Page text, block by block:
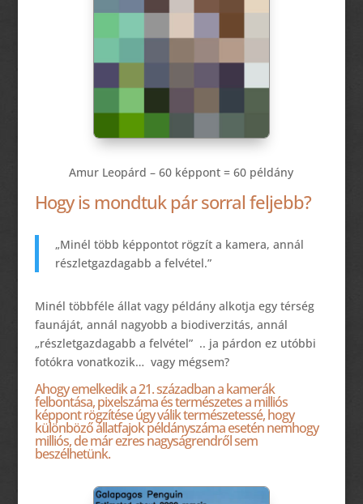
Amur Leopárd – 60 képpont = 60 példány
Hogy is mondtuk pár sorral feljebb?
„Minél több képpontot rögzít a kamera, annál
részletgazdagabb a felvétel.”
Minél többféle állat vagy példány alkotja egy térség
faunáját, annál nagyobb a biodiverzitás, annál
„részletgazdagabb a felvétel” .. ja párdon ez utóbbi
fotókra vonatkozik… vagy mégsem?
Ahogy emelkedik a 21. században a kamerák
felbontása, pixelszáma és természetes a milliós
képpont rögzítése úgy válik természetessé, hogy
különböző állatfajok példányszáma esetén nemhogy
milliós, de már ezres nagyságrendről sem
beszélhetünk.